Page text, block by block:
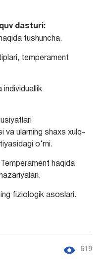
dasturi:
tushuncha.
temperament
individuallik
va ularning shaxs xulq-
o‘rni.
Temperament haqida
fiziologik asoslari.
619